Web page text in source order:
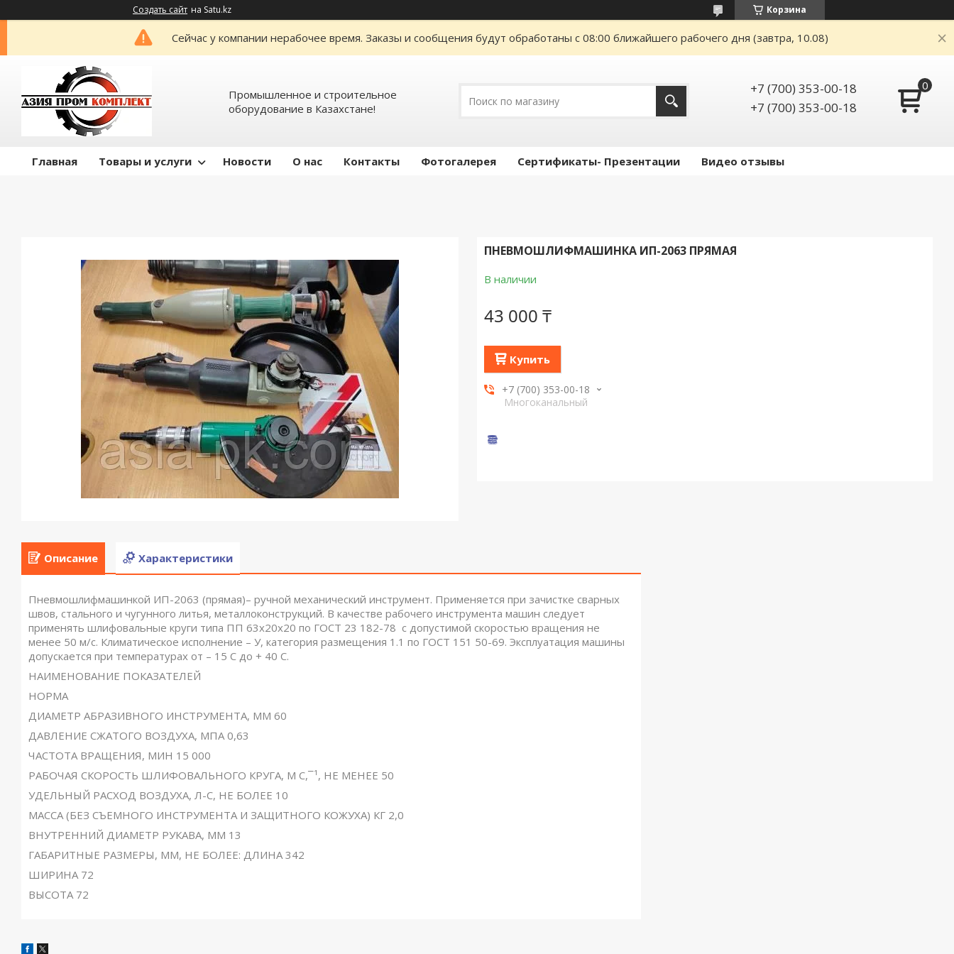
Создать сайт на Satu.kz Корзина
Сейчас у компании нерабочее время. Заказы и сообщения будут обработаны с 08:00 ближайшего рабочего дня (завтра, 10.08)
Промышленное и строительное
оборудование в Казахстане!
+7 (700) 353-00-18
+7 (700) 353-00-18
Главная Товары и услуги Новости О нас Контакты Фотогалерея Сертификаты- Презентации Видео отзывы
ПНЕВМОШЛИФМАШИНКА ИП-2063 ПРЯМАЯ
В наличии
43 000 ₸
Купить
+7 (700) 353-00-18
Многоканальный
Описание Характеристики
Пневмошлифмашинкой ИП-2063 (прямая)– ручной механический инструмент. Применяется при зачистке сварных
швов, стального и чугунного литья, металлоконструкций. В качестве рабочего инструмента машин следует
применять шлифовальные круги типа ПП 63х20х20 по ГОСТ 23 182-78 с допустимой скоростью вращения не
менее 50 м/с. Климатическое исполнение – У, категория размещения 1.1 по ГОСТ 151 50-69. Эксплуатация машины
допускается при температурах от – 15 С до + 40 С.
НАИМЕНОВАНИЕ ПОКАЗАТЕЛЕЙ
НОРМА
ДИАМЕТР АБРАЗИВНОГО ИНСТРУМЕНТА, ММ 60
ДАВЛЕНИЕ СЖАТОГО ВОЗДУХА, МПА 0,63
ЧАСТОТА ВРАЩЕНИЯ, МИН 15 000
РАБОЧАЯ СКОРОСТЬ ШЛИФОВАЛЬНОГО КРУГА, М С,¯¹, НЕ МЕНЕЕ 50
УДЕЛЬНЫЙ РАСХОД ВОЗДУХА, Л-С, НЕ БОЛЕЕ 10
МАССА (БЕЗ СЪЕМНОГО ИНСТРУМЕНТА И ЗАЩИТНОГО КОЖУХА) КГ 2,0
ВНУТРЕННИЙ ДИАМЕТР РУКАВА, ММ 13
ГАБАРИТНЫЕ РАЗМЕРЫ, ММ, НЕ БОЛЕЕ: ДЛИНА 342
ШИРИНА 72
ВЫСОТА 72